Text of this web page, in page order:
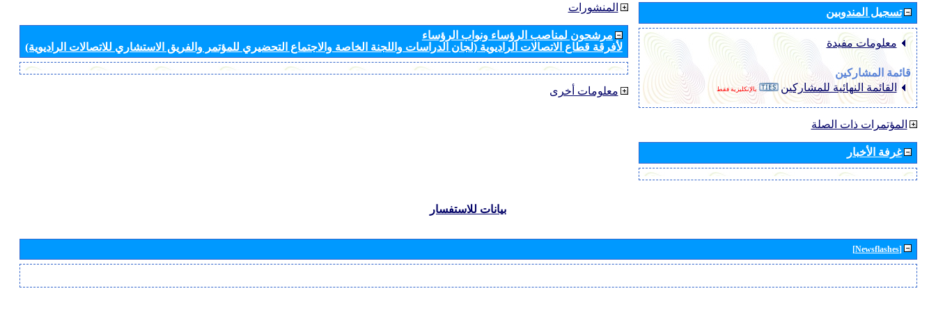
المنشورات
مرشحون لمناصب الرؤساء ونواب الرؤساء
لأفرقة قطاع الاتصالات الراديوية (لجان الدراسات واللجنة الخاصة والاجتماع التحضيري للمؤتمر والفريق الاستشاري للاتصالات الراديوية)
معلومات أخرى
تسجيل المندوبين
معلومات مفيدة
قائمة المشاركين
القائمة النهائية للمشاركين
بالإنكليزية فقط
المؤتمرات ذات الصلة
غرفة الأخبار
بيانات للاستفسار
[Newsflashes]